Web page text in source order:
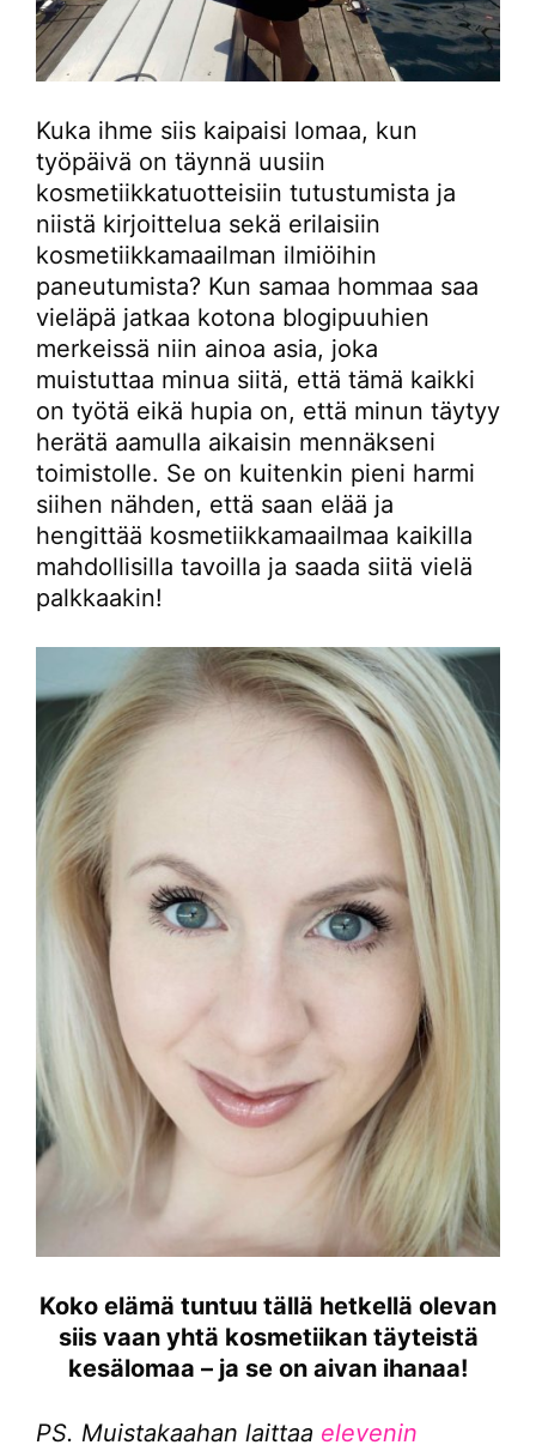
Kuka ihme siis kaipaisi lomaa, kun
työpäivä on täynnä uusiin
kosmetiikkatuotteisiin tutustumista ja
niistä kirjoittelua sekä erilaisiin
kosmetiikkamaailman ilmiöihin
paneutumista? Kun samaa hommaa saa
vieläpä jatkaa kotona blogipuuhien
merkeissä niin ainoa asia, joka
muistuttaa minua siitä, että tämä kaikki
on työtä eikä hupia on, että minun täytyy
herätä aamulla aikaisin mennäkseni
toimistolle. Se on kuitenkin pieni harmi
siihen nähden, että saan elää ja
hengittää kosmetiikkamaailmaa kaikilla
mahdollisilla tavoilla ja saada siitä vielä
palkkaakin!
Koko elämä tuntuu tällä hetkellä olevan
siis vaan yhtä kosmetiikan täyteistä
kesälomaa – ja se on aivan ihanaa!
PS. Muistakaahan laittaa elevenin